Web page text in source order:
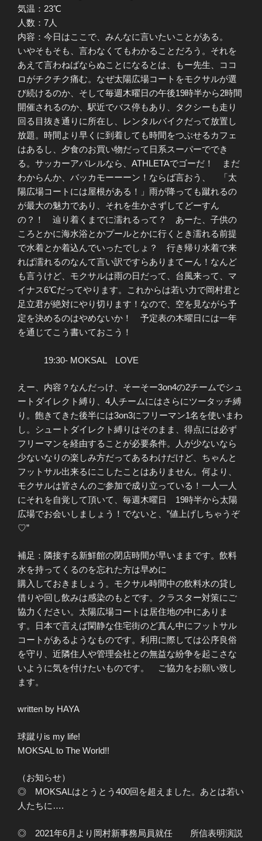
気温：23℃
人数：7人
内容：今日はここで、みんなに言いたいことがある。
いやそもそも、言わなくてもわかることだろう。それを
あえて言わねばならぬことになるとは、もー先生、ココ
ロがチクチク痛む。なぜ太陽広場コートをモクサルが選
び続けるのか、そして毎週木曜日の午後19時半から2時間
開催されるのか、駅近でバス停もあり、タクシーも走り
回る目抜き通りに所在し、レンタルバイクだって放置し
放題。時間より早くに到着しても時間をつぶせるカフェ
はあるし、夕食のお買い物だって日系スーパーででき
る。サッカーアパレルなら、ATHLETAでゴーだ！ まだ
わからんか、バッカモーーーン！ならば言おう、 「太
陽広場コートには屋根がある！」雨が降っても蹴れるの
が最大の魅力であり、それを生かさずしてどーすん
の？！ 辿り着くまでに濡れるって？ あーた、子供の
ころとかに海水浴とかプールとかに行くとき濡れる前提
で水着とか着込んでいったでしょ？ 行き帰り水着で来
れば濡れるのなんて言い訳ですらありまてーん！なんど
も言うけど、モクサルは雨の日だって、台風来って、マ
イナス6℃だってやります。これからは若い力で岡村君と
足立君が絶対にやり切ります！なので、空を見ながら予
定を決めるのはやめないか！ 予定表の木曜日には一年
を通じてこう書いておこう！
19:30- MOKSAL LOVE
えー、内容？なんだっけ、そーそー3on4の2チームでシュ
ートダイレクト縛り、4人チームにはさらにツータッチ縛
り。飽きてきた後半には3on3にフリーマン1名を使いまわ
し。シュートダイレクト縛りはそのまま、得点には必ず
フリーマンを経由することが必要条件。人が少ないなら
少ないなりの楽しみ方だってあるわけだけど、ちゃんと
フットサル出来るにこしたことはありません。何より、
モクサルは皆さんのご参加で成り立っている！一人一人
にそれを自覚して頂いて、毎週木曜日 19時半から太陽
広場でお会いしましょう！でないと、”値上げしちゃうぞ
♡”
補足：隣接する新鮮館の閉店時間が早いままです。飲料
水を持ってくるのを忘れた方は早めに
購入しておきましょう。モクサル時間中の飲料水の貸し
借りや回し飲みは感染のもとです。クラスター対策にご
協力ください。太陽広場コートは居住地の中にありま
す。日本で言えば閑静な住宅街のど真ん中にフットサル
コートがあるようなものです。利用に際しては公序良俗
を守り、近隣住人や管理会社との無益な紛争を起こさな
いように気を付けたいものです。 ご協力をお願い致し
ます。
written by HAYA
球蹴りis my life!
MOKSAL to The World!!
（お知らせ）
◎ MOKSALはとうとう400回を超えました。あとは若い
人たちに….
◎ 2021年6月より岡村新事務局員就任 所信表明演説